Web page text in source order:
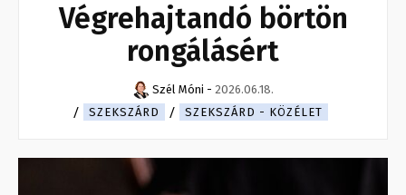
Végrehajtandó börtön
rongálásért
Szél Móni - 2026.06.18.
SZEKSZÁRD
SZEKSZÁRD - KÖZÉLET